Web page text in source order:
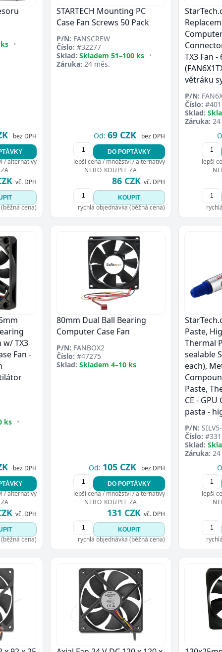
•
bez DPH
/ alternativy
vč. DPH
cena)
STARTECH Mounting PC
Case Fan Screws 50 Pack
P/N: FANSCREW
Číslo: #32277
Sklad: Skladem 51–100 ks •
Záruka: 24 měs.
Od: 69 CZK bez DPH
DO POPTÁVKY
lepší cena / množství / alternativy
NEBO KOUPIT ZA
86 CZK vč. DPH
KOUPIT
rychlá objednávka (běžná cena)
TX3 Fan
větráku
P/N:
Číslo:
Sklad:
Záruka:
lepší
w/ TX3
Fan -
ks •
bez DPH
/ alternativy
vč. DPH
cena)
80mm Dual Ball Bearing
Computer Case Fan
P/N: FANBOX2
Číslo: #47275
Sklad: Skladem 4–10 ks
Od: 105 CZK bez DPH
DO POPTÁVKY
lepší cena / množství / alternativy
NEBO KOUPIT ZA
131 CZK vč. DPH
KOUPIT
rychlá objednávka (běžná cena)
Paste,
Thermal
sealable
each),
Paste,
CE -
pasta -
P/N:
Číslo:
Sklad:
Záruka:
lepší